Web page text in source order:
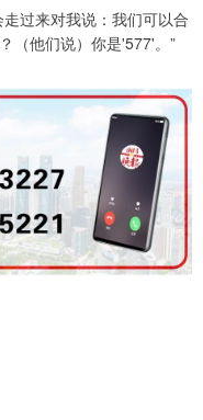
过来对我说：我们可以合
（他们说）你是'577'。”